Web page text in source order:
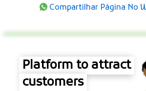
Compartilhar Página No
Platform to attract
customers